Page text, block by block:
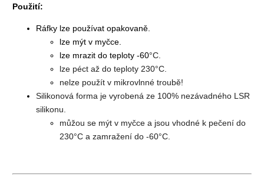
Použití:
Ráfky lze používat opakovaně.
lze mýt v myčce.
lze mrazit do teploty -60°C.
lze péct až do teploty 230°C.
nelze použít v mikrovlnné troubě!
Silikonová forma je vyrobená ze 100% nezávadného LSR
silikonu.
můžou se mýt v myčce a jsou vhodné k pečení do
230°C a zamražení do -60°C.